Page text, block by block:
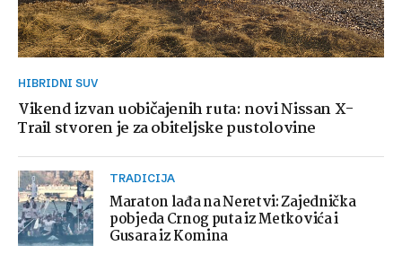
HIBRIDNI SUV
Vikend izvan uobičajenih ruta: novi Nissan X-
Trail stvoren je za obiteljske pustolovine
TRADICIJA
Maraton lađa na Neretvi: Zajednička
pobjeda Crnog puta iz Metkovića i
Gusara iz Komina